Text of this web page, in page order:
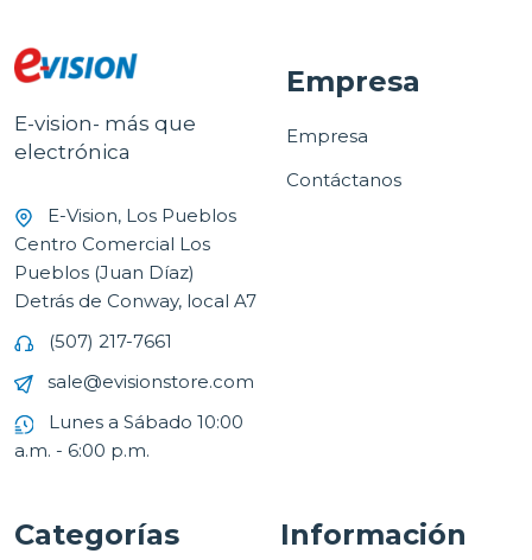
E-vision- más que
electrónica
E-Vision, Los Pueblos
Centro Comercial Los
Pueblos (Juan Díaz)
Detrás de Conway, local A7
(507) 217-7661
sale@evisionstore.com
Lunes a Sábado 10:00
a.m. - 6:00 p.m.
Empresa
Empresa
Contáctanos
Categorías Información